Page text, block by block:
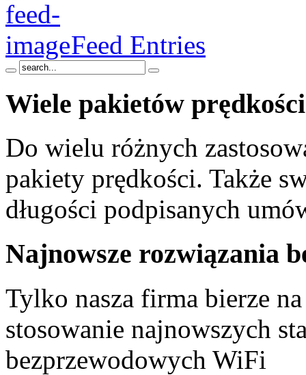
Feed Entries
Wiele pakietów
Do wielu różnych
pakiety prędkości. Także
długości podpisanych
Najnowsze rozwiązania
Tylko nasza firma bierze
stosowanie najnowszych
bezprzewodowych WiFi